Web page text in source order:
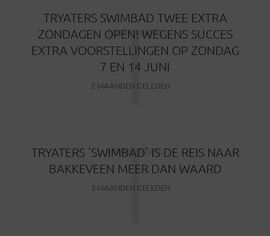
TRYATERS SWIMBAD TWEE EXTRA
ZONDAGEN OPEN! WEGENS SUCCES
EXTRA VOORSTELLINGEN OP ZONDAG
7 EN 14 JUNI
2 MAANDEN GELEDEN
T
TRYATERS ‘SWIMBAD’ IS DE REIS NAAR
BAKKEVEEN MEER DAN WAARD
3 MAANDEN GELEDEN
T